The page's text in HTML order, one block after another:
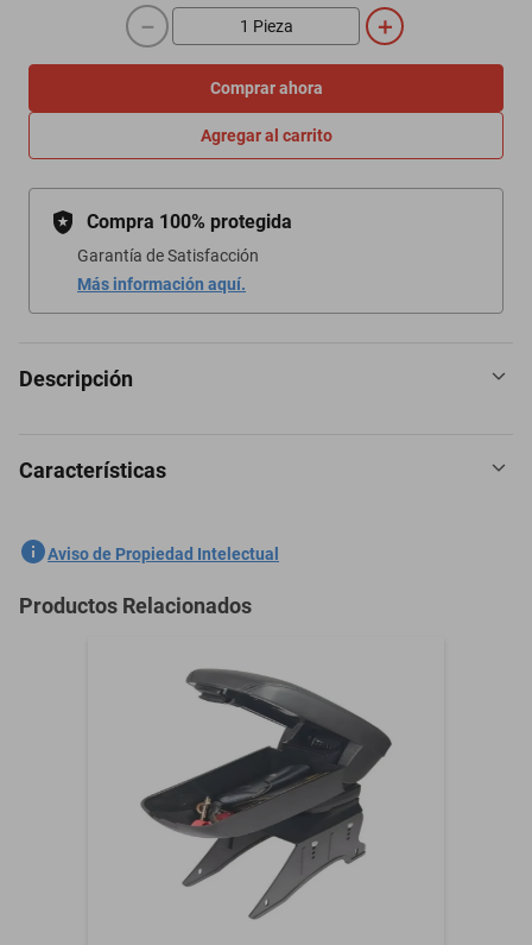
＋
－
Comprar ahora
Agregar al carrito
Compra 100% protegida
Garantía de Satisfacción
Más información aquí.
Descripción
5 Plazas Cubreasientos Tela Ford Lobo 1987-2004 Negro
Características
SKU
Marca
Contenido del Empaque
5 Plazas Cubreasientos
Tela
Garantía con Proveedor
3 Meses
Aviso de Propiedad Intelectual
Productos Relacionados